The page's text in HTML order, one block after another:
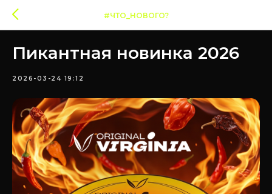
#ЧТО_НОВОГО?
Пикантная новинка 2026
2026-03-24 19:12